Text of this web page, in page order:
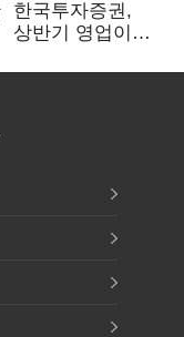
한국투자증권,
상반기 영업이익
전년비 89.1%↑